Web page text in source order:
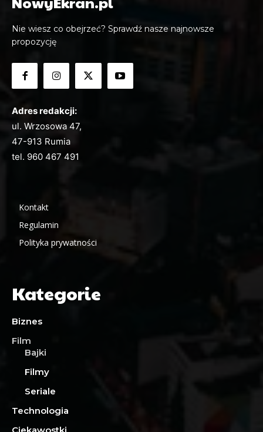
Nie wiesz co obejrzeć? Sprawdź nasze najnowsze
propozycję
Adres redakcji:
ul. Wrzosowa 47,
47-913 Rumia
tel. 960 467 491
Kontakt
Regulamin
Polityka prywatności
Kategorie
Biznes
Film
Bajki
Filmy
Seriale
Technologia